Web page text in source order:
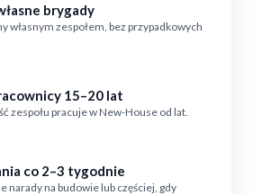
brygady
własnym zespołem, bez przypadkowych
15–20 lat
zespołu pracuje w New-House od lat.
co 2–3 tygodnie
narady na budowie lub częściej, gdy